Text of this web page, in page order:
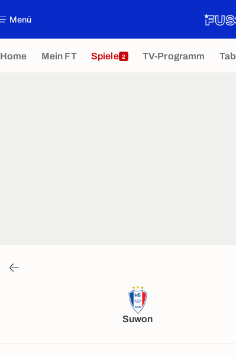
Menü
Home Mein FT Spiele 2 TV-Programm
Suwon